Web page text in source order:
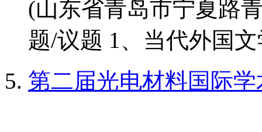
(山东省青岛市宁夏路
题/议题 1、当代外国文
第二届光电材料国际